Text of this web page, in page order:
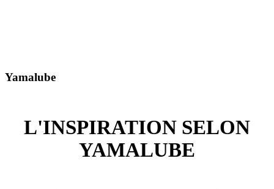
Yamalube
L'INSPIRATION SELON
YAMALUBE